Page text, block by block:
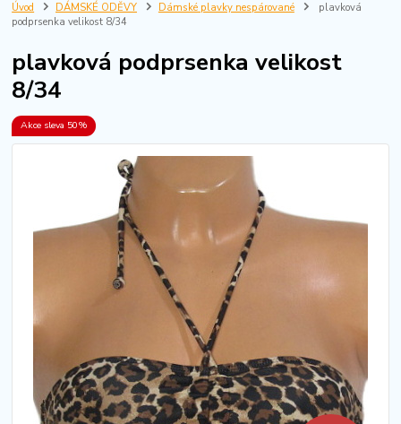
Úvod DÁMSKÉ ODĚVY Dámské plavky nespárované
plavková
podprsenka velikost 8/34
plavková podprsenka velikost
8/34
Akce sleva 50%